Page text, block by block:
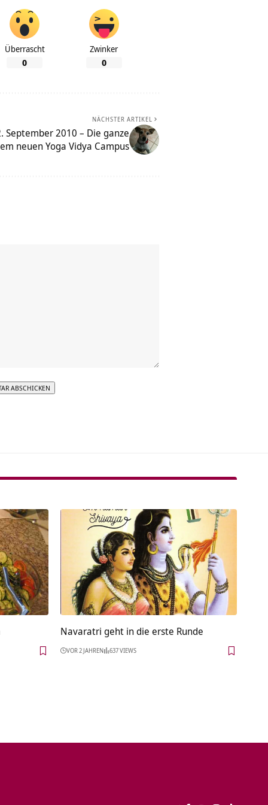
Überrascht
0
Zwinker
0
NÄCHSTER ARTIKEL
September 2010 – Die ganze
neuen Yoga Vidya Campus
Navaratri geht in die erste Runde
VOR 2 JAHREN 637 VIEWS